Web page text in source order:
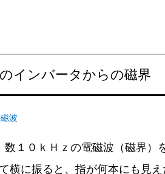
インバータからの磁界
波
１０ｋＨｚの電磁波（磁界）
横に振ると、指が何本にも見